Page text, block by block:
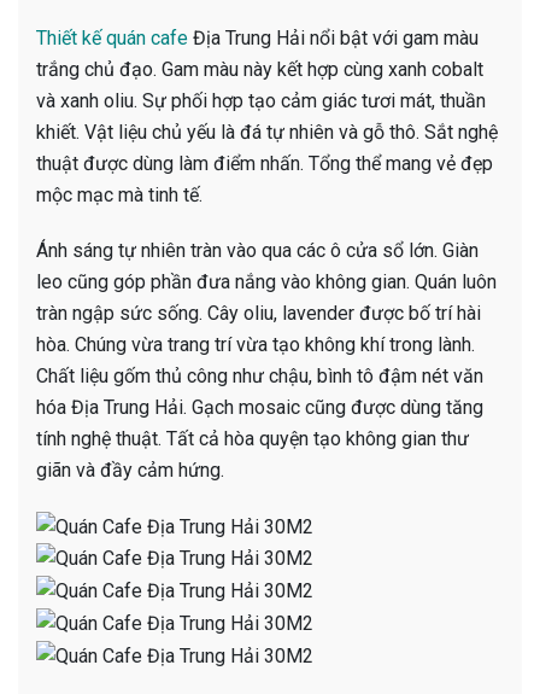
Thiết kế quán cafe Địa Trung Hải nổi bật với gam màu
trắng chủ đạo. Gam màu này kết hợp cùng xanh cobalt
và xanh oliu. Sự phối hợp tạo cảm giác tươi mát, thuần
khiết. Vật liệu chủ yếu là đá tự nhiên và gỗ thô. Sắt nghệ
thuật được dùng làm điểm nhấn. Tổng thể mang vẻ đẹp
mộc mạc mà tinh tế.
Ánh sáng tự nhiên tràn vào qua các ô cửa sổ lớn. Giàn
leo cũng góp phần đưa nắng vào không gian. Quán luôn
tràn ngập sức sống. Cây oliu, lavender được bố trí hài
hòa. Chúng vừa trang trí vừa tạo không khí trong lành.
Chất liệu gốm thủ công như chậu, bình tô đậm nét văn
hóa Địa Trung Hải. Gạch mosaic cũng được dùng tăng
tính nghệ thuật. Tất cả hòa quyện tạo không gian thư
giãn và đầy cảm hứng.